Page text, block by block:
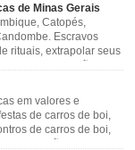
de Minas Gerais
Catopés,
Escravos
rituais, extrapolar seus
nasceu da fusão
pela Igreja, surgindo
do […]
em valores e
de carros de boi,
de carros de boi,